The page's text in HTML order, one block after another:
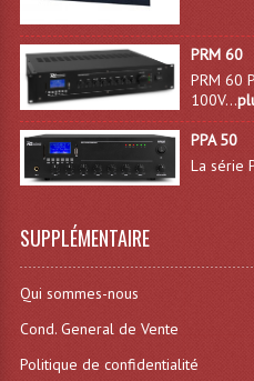
Portes Voix
Pupitre
Samplers,
Table Mixages Et
Controleurs
PRM 60
PRM 60
100V...
PPA 50
La série
SUPPLÉMENTAIRE
Qui sommes-nous
Cond. General de Vente
Politique de confidentialité